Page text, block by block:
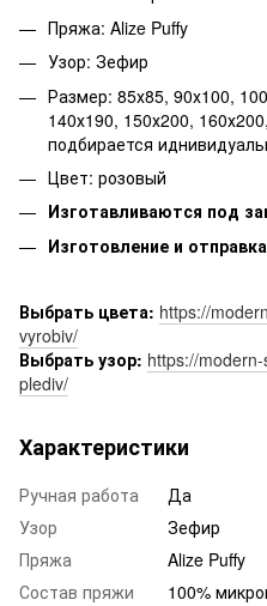
Пряжа: Alize Puffy
Узор: Зефир
Размер: 85х85, 90х100,
140х190, 150х200,
подбирается
Цвет: розовый
Изготавливаются под
Изготовление и
Выбрать цвета: https://
vyrobiv/
Выбрать узор: https://
plediv/
Характеристики
Ручная работа
Да
Узор
Зефир
Пряжа
Alize Puffy
Состав пряжи
100%